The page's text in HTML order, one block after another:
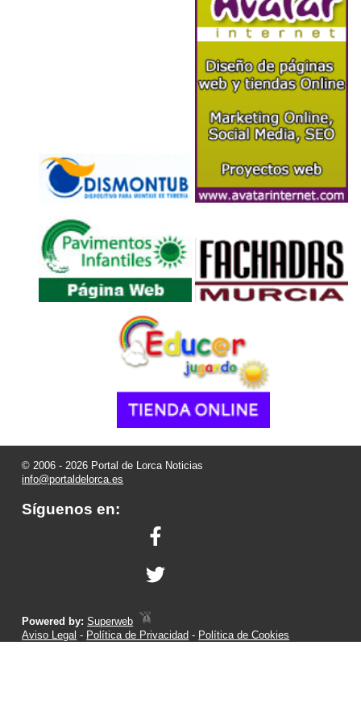
© 2006 - 2026 Portal de Lorca Noticias
info@portaldelorca.es
Síguenos en:
Powered by:Superweb
Aviso Legal - Política de Privacidad - Política de Cookies